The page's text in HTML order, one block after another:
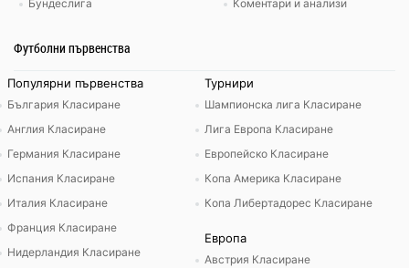
Бундеслига
Коментари и анализи
Футболни първенства
Популярни първенства
България Класиране
Англия Класиране
Германия Класиране
Испания Класиране
Италия Класиране
Франция Класиране
Нидерландия Класиране
Турнири
Шампионска лига Класиране
Лига Европа Класиране
Европейско Класиране
Копа Америка Класиране
Копа Либертадорес Класиране
Европа
Австрия Класиране